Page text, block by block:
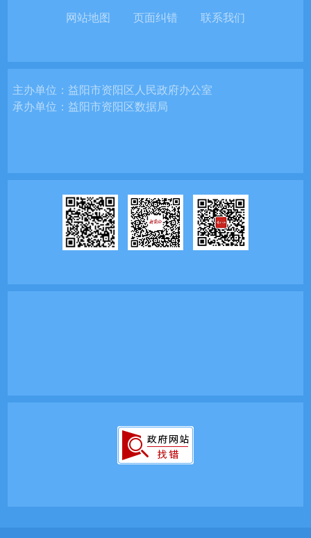
网站地图 页面纠错 联系我们
主办单位：益阳市资阳区人民政府办公室
承办单位：益阳市资阳区数据局